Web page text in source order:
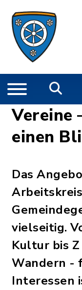
Vereine
einen
Das
vielseitig.
Kultur bis Z
Wandern -
Interessen